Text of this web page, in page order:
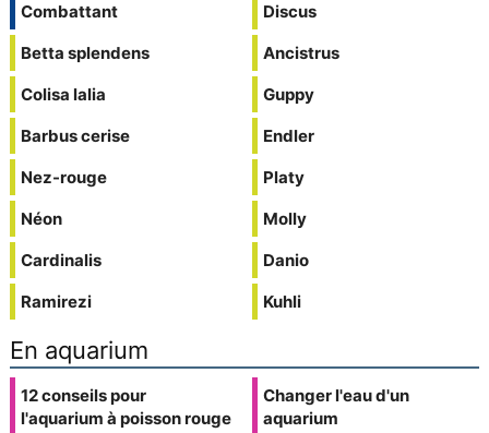
Combattant
Betta splendens
Colisa lalia
Barbus cerise
Nez-rouge
Néon
Cardinalis
Ramirezi
Discus
Ancistrus
Guppy
Endler
Platy
Molly
Danio
Kuhli
En aquarium
12 conseils pour
l'aquarium à poisson rouge
Changer l'eau d'un
aquarium